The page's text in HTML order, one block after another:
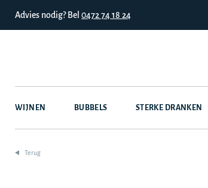
Advies nodig? Bel 0472 74 18 24
WIJNEN BUBBELS STERKE DRANKEN
Terug